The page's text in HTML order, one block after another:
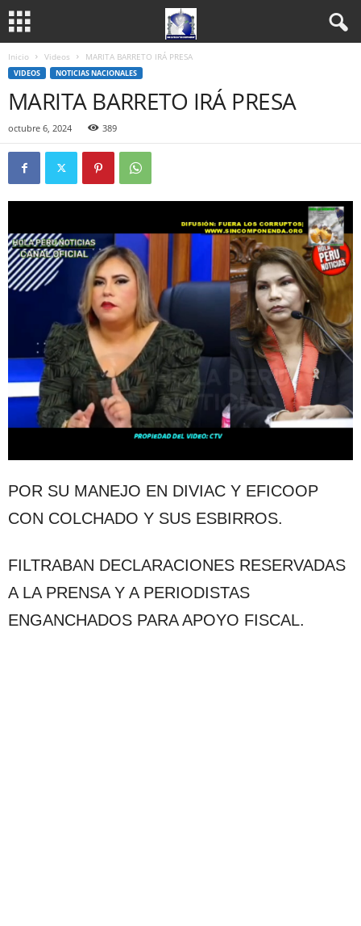
Inicio Videos MARITA BARRETO IRÁ PRESA
VIDEOS NOTICIAS NACIONALES
MARITA BARRETO IRÁ PRESA
octubre 6, 2024 389
POR SU MANEJO EN DIVIAC Y EFICOOP
CON COLCHADO Y SUS ESBIRROS.
FILTRABAN DECLARACIONES RESERVADAS
A LA PRENSA Y A PERIODISTAS
ENGANCHADOS PARA APOYO FISCAL.